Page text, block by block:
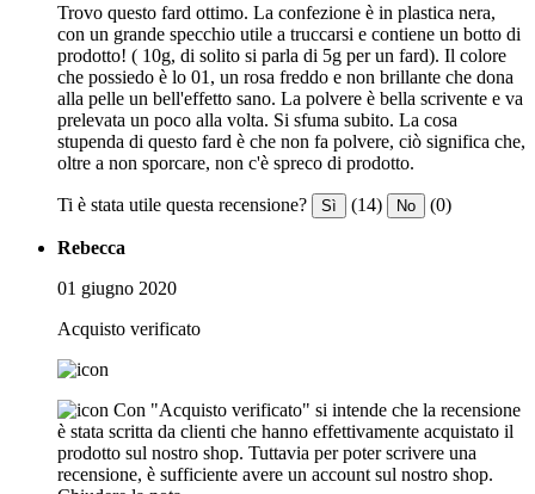
Trovo questo fard ottimo. La confezione è in plastica nera,
con un grande specchio utile a truccarsi e contiene un botto di
prodotto! ( 10g, di solito si parla di 5g per un fard). Il colore
che possiedo è lo 01, un rosa freddo e non brillante che dona
alla pelle un bell'effetto sano. La polvere è bella scrivente e va
prelevata un poco alla volta. Si sfuma subito. La cosa
stupenda di questo fard è che non fa polvere, ciò significa che,
oltre a non sporcare, non c'è spreco di prodotto.
Ti è stata utile questa recensione? Sì (14) No (0)
Rebecca
01 giugno 2020
Acquisto verificato
Con "Acquisto verificato" si intende che la recensione
è stata scritta da clienti che hanno effettivamente acquistato il
prodotto sul nostro shop. Tuttavia per poter scrivere una
recensione, è sufficiente avere un account sul nostro shop.